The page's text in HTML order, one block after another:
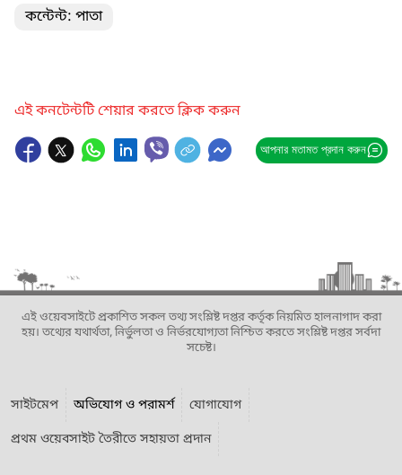
কন্টেন্ট: পাতা
এই কনটেন্টটি শেয়ার করতে ক্লিক করুন
আপনার মতামত প্রদান করুন
এই ওয়েবসাইটে প্রকাশিত সকল তথ্য সংশ্লিষ্ট দপ্তর কর্তৃক নিয়মিত হালনাগাদ করা
হয়। তথ্যের যথার্থতা, নির্ভুলতা ও নির্ভরযোগ্যতা নিশ্চিত করতে সংশ্লিষ্ট দপ্তর সর্বদা
সচেষ্ট।
সাইটমেপ অভিযোগ ও পরামর্শ
যোগাযোগ
প্রথম ওয়েবসাইট তৈরীতে সহায়তা প্রদান